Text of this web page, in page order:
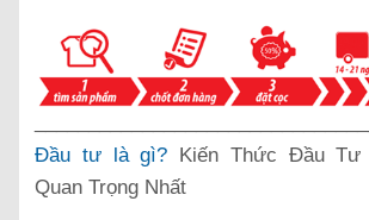
Đầu tư là gì? Kiến Thức Đầu Tư
Quan Trọng Nhất